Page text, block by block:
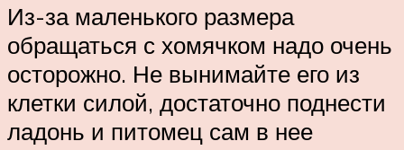
Из-за маленького размера
обращаться с хомячком надо очень
осторожно. Не вынимайте его из
клетки силой, достаточно поднести
ладонь и питомец сам в нее